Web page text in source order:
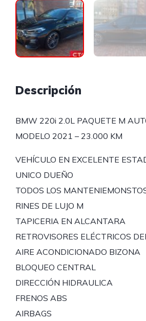
Descripción
BMW 220i 2.0L PAQUETE M
MODELO 2021 – 23.000 KM
VEHÍCULO EN EXCELENTE
UNICO DUEÑO
TODOS LOS
RINES DE LUJO M
TAPICERIA EN ALCANTARA
RETROVISORES ELÉCTRICOS
AIRE ACONDICIONADO BIZONA
BLOQUEO CENTRAL
DIRECCIÓN HIDRAULICA
FRENOS ABS
AIRBAGS